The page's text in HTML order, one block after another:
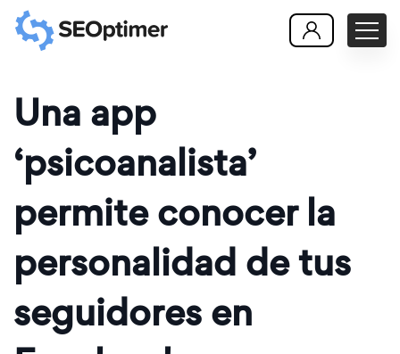
Una app
‘psicoanalista’
permite conocer la
personalidad de tus
seguidores en